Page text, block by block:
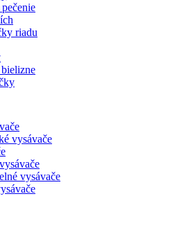
riadu
vysávače
vysávače